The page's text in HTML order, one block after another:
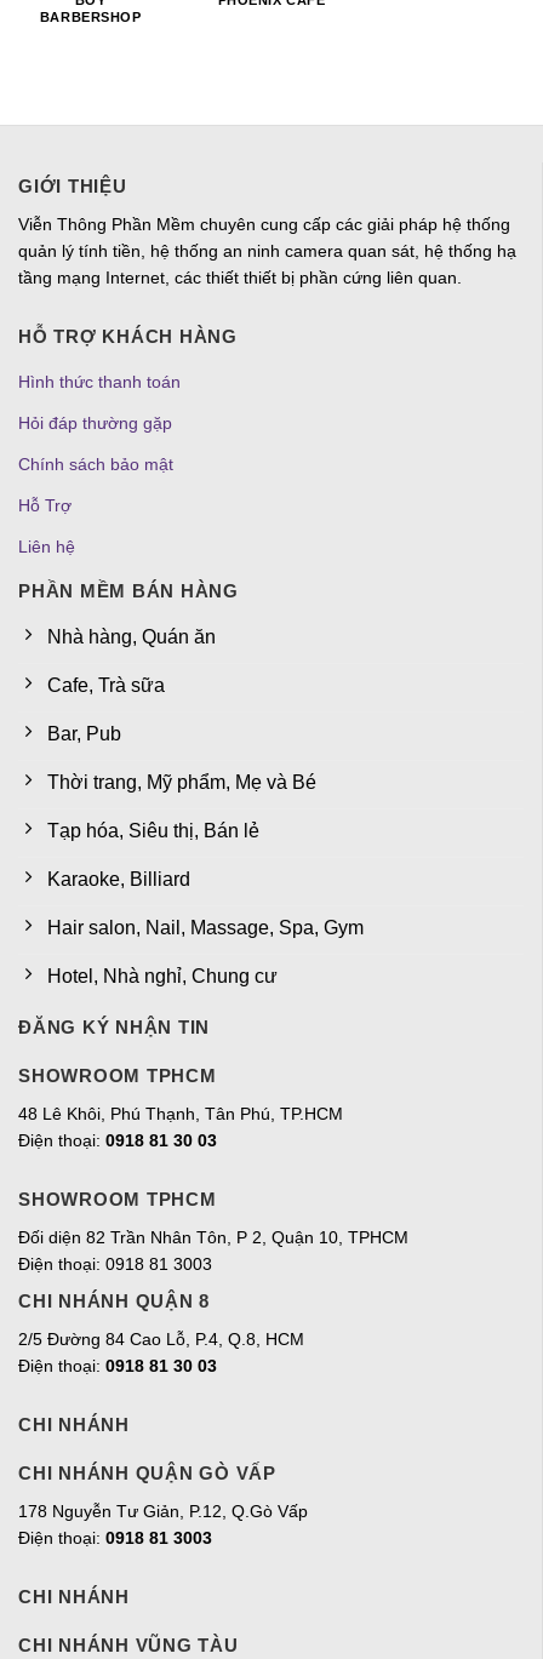
BARBERSHOP
GIỚI THIỆU
Viễn Thông Phần Mềm chuyên cung cấp các giải pháp hệ thống
quản lý tính tiền, hệ thống an ninh camera quan sát, hệ thống hạ
tầng mạng Internet, các thiết thiết bị phần cứng liên quan.
HỖ TRỢ KHÁCH HÀNG
Hình thức thanh toán
Hỏi đáp thường gặp
Chính sách bảo mật
Hỗ Trợ
Liên hệ
PHẦN MỀM BÁN HÀNG
Nhà hàng, Quán ăn
Cafe, Trà sữa
Bar, Pub
Thời trang, Mỹ phẩm, Mẹ và Bé
Tạp hóa, Siêu thị, Bán lẻ
Karaoke, Billiard
Hair salon, Nail, Massage, Spa, Gym
Hotel, Nhà nghỉ, Chung cư
ĐĂNG KÝ NHẬN TIN
SHOWROOM TPHCM
48 Lê Khôi, Phú Thạnh, Tân Phú, TP.HCM
Điện thoại: 0918 81 30 03
SHOWROOM TPHCM
Đối diện 82 Trần Nhân Tôn, P 2, Quận 10, TPHCM
Điện thoại: 0918 81 3003
CHI NHÁNH QUẬN 8
2/5 Đường 84 Cao Lỗ, P.4, Q.8, HCM
Điện thoại: 0918 81 30 03
CHI NHÁNH
CHI NHÁNH QUẬN GÒ VẤP
178 Nguyễn Tư Giản, P.12, Q.Gò Vấp
Điện thoại: 0918 81 3003
CHI NHÁNH
CHI NHÁNH VŨNG TÀU